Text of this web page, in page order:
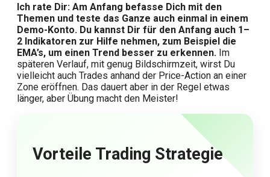
Ich rate Dir: Am Anfang befasse Dich mit den
Themen und teste das Ganze auch einmal in einem
Demo-Konto. Du kannst Dir für den Anfang auch 1–
2 Indikatoren zur Hilfe nehmen, zum Beispiel die
EMA’s, um einen Trend besser zu erkennen. Im
späteren Verlauf, mit genug Bildschirmzeit, wirst Du
vielleicht auch Trades anhand der Price-Action an einer
Zone eröffnen. Das dauert aber in der Regel etwas
länger, aber Übung macht den Meister!
Vorteile Trading Strategie